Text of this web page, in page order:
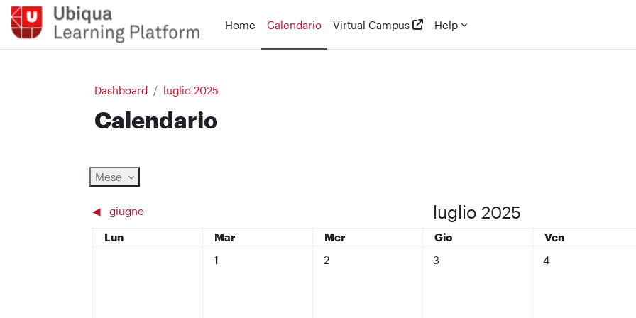
Vai al contenuto principale
Home
Calendario Virtual Campus Help
Dashboard luglio 2025
Calendario
Mese
◀︎ giugno luglio 2025
Lunedi
Lun Martedì
Mar Mercoledì
Mer Giovedì
Gio Venerdì
Ven
Nessun evento, martedì 1 luglio
1 Nessun evento, mercoledì 2 luglio
2 Nessun evento, giovedì 3 luglio
3 Nessun evento,
4